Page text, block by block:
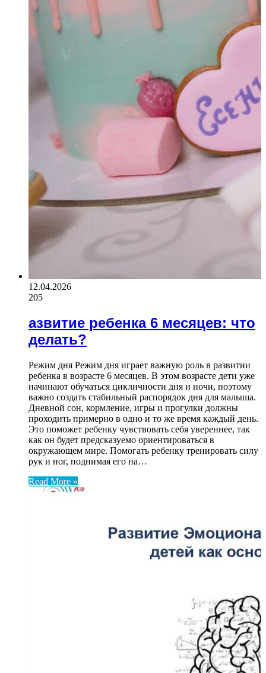
12.04.2026
205
азвитие ребенка 6 месяцев: что
делать?
Режим дня Режим дня играет важную роль в развитии
ребенка в возрасте 6 месяцев. В этом возрасте дети уже
начинают обучаться цикличности дня и ночи, поэтому
важно создать стабильный распорядок дня для малыша.
Дневной сон, кормление, игры и прогулки должны
проходить примерно в одно и то же время каждый день.
Это поможет ребенку чувствовать себя увереннее, так
как он будет предсказуемо ориентироваться в
окружающем мире. Помогать ребенку тренировать силу
рук и ног, поднимая его на…
Read More »